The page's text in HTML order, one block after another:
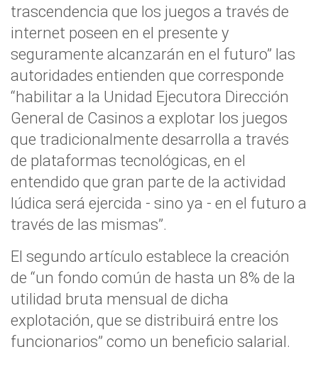
trascendencia que los juegos a través de
internet poseen en el presente y
seguramente alcanzarán en el futuro” las
autoridades entienden que corresponde
“habilitar a la Unidad Ejecutora Dirección
General de Casinos a explotar los juegos
que tradicionalmente desarrolla a través
de plataformas tecnológicas, en el
entendido que gran parte de la actividad
lúdica será ejercida - sino ya - en el futuro a
través de las mismas”.
El segundo artículo establece la creación
de “un fondo común de hasta un 8% de la
utilidad bruta mensual de dicha
explotación, que se distribuirá entre los
funcionarios” como un beneficio salarial.